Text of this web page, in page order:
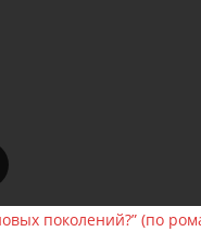
поколений?” (по